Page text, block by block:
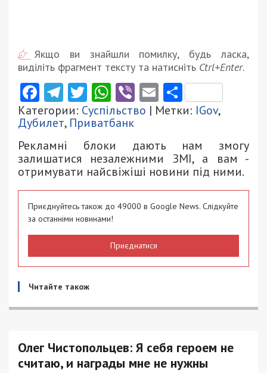
Якщо ви знайшли помилку, будь ласка,
виділіть фрагмент тексту та натисніть Ctrl+Enter.
Facebook
Telegram
Twitter
WhatsApp
ViberEmail
Категории: Суспільство | Метки: IGov,
Дубилет, Приватбанк
Рекламні блоки дають нам змогу
залишатися незалежними ЗМІ, а вам -
отримувати найсвіжіші новини під ними.
Приєднуйтесь також до 49000 в Google News. Слідкуйте
за останніми новинами!
Приєднатися
Читайте також
Олег Чистопольцев: Я себя героем не
считаю, и награды мне не нужны